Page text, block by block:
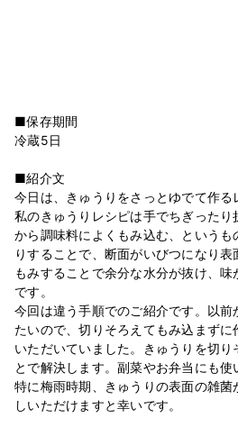
■保存期間
冷蔵5日
■紹介文
今日は、きゅうりをさっとゆでて作る
私のきゅうりレシピは手でちぎった
から調味料によくもみ込む、という
りすることで、断面がいびつになり
もみすることで余分な水分が抜け、
です。
今回は違う手順でのご紹介です。以
たいので、切りそろえてもみ込まず
いただいていました。きゅうりを切り
とで解決します。副菜やお弁当にも使
特に梅雨時期、きゅうりの表面の雑
しいただけますと幸いです。